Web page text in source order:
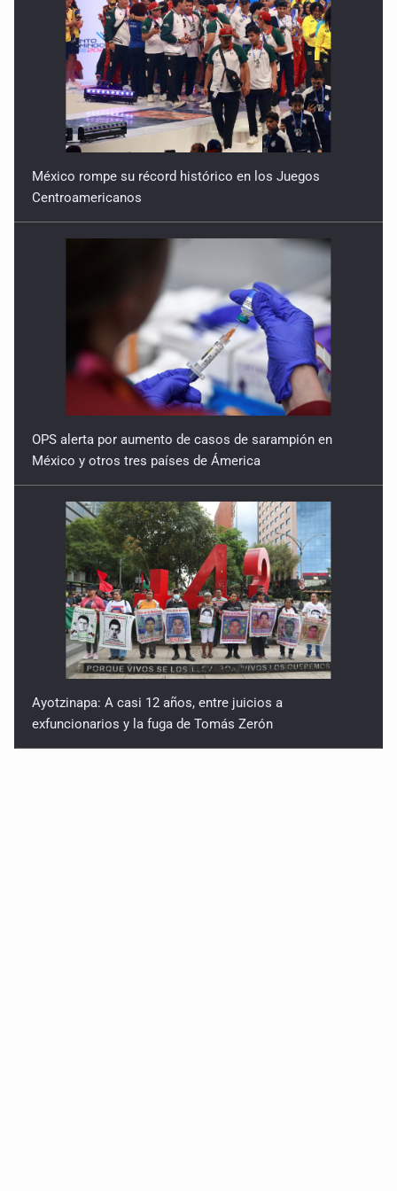
México rompe su récord histórico en los Juegos
Centroamericanos
OPS alerta por aumento de casos de sarampión en
México y otros tres países de Ámerica
Ayotzinapa: A casi 12 años, entre juicios a
exfuncionarios y la fuga de Tomás Zerón